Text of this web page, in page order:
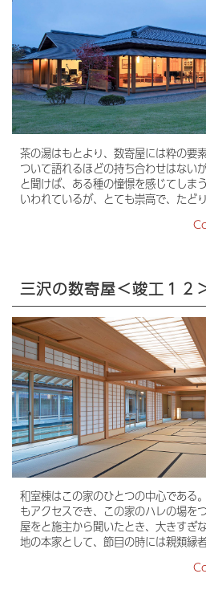
茶の湯はもとより、数寄屋には粋の要
ついて語れるほどの持ち合わせはない
と聞けば、ある種の憧憬を感じてしま
いわれているが、とても崇高で、たど
三沢の数寄屋＜竣工１２
和室棟はこの家のひとつの中心である
もアクセスでき、この家のハレの場を
屋をと施主から聞いたとき、大きすぎ
地の本家として、節目の時には親類縁